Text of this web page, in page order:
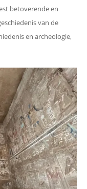
betoverende en
van de
en archeologie,